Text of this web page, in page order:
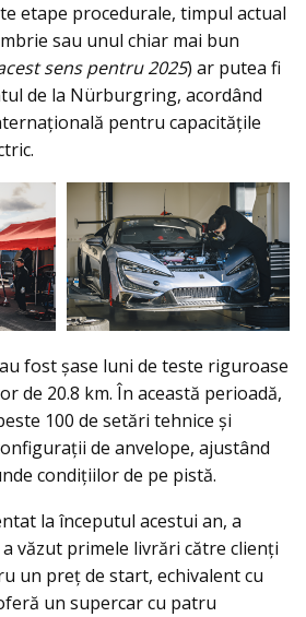
etape procedurale, timpul actual
sau unul chiar mai bun
sens pentru 2025) ar putea fi
de la Nürburgring, acordând
pentru capacitățile
fost șase luni de teste riguroase
de 20.8 km. În această perioadă,
100 de setări tehnice și
de anvelope, ajustând
condițiilor de pe pistă.
la începutul acestui an, a
văzut primele livrări către clienți
un preț de start, echivalent cu
un supercar cu patru